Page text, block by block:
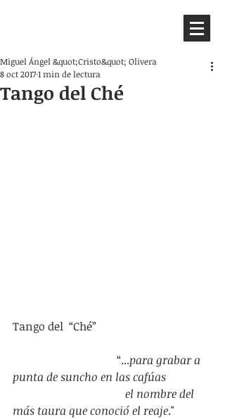
Tango del Ché
Miguel Ángel &quot;Cristo&quot; Olivera
8 oct 20171 min de lectura
Tango del  “Ché”
                                     “...
para grabar a
punta de suncho en las cafúas
más taura que conoció el reaje."